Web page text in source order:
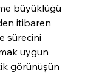
büyüklüğü
itibaren
sürecini
uygun
görünüşün